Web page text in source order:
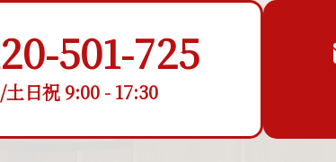
501-725
日祝 9:00 - 17:30